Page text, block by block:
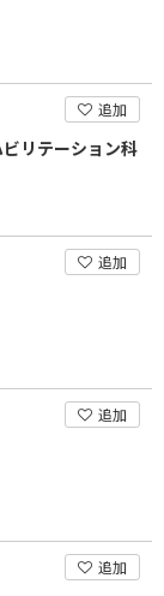
追加
リテーション科
追加
追加
追加